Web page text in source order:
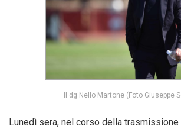
Il dg Nello Martone (Foto Giuseppe
Lunedì sera, nel corso della trasmissione